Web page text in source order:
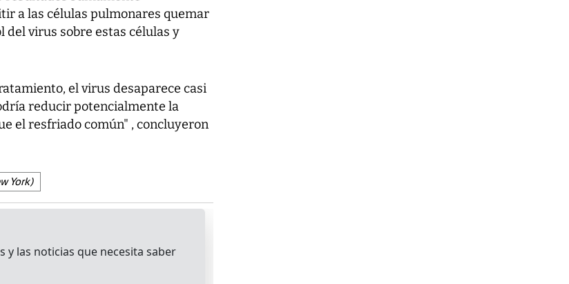
a las células pulmonares quemar
del virus sobre estas células y
el virus desaparece casi
reducir potencialmente la
el resfriado común" , concluyeron
York)